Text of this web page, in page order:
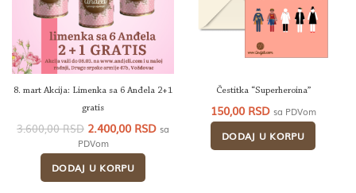
8. mart Akcija: Limenka sa 6 Anđela 2+1
gratis
3.600,00RSD Originalna
cena
je
bila:
3.600,00 RSD.
2.400,00 RSDTrenutna
sa
PDVom
DODAJ U KORPU
Čestitka “Superheroina”
150,00 RSD sa PDVom
DODAJ U KORPU